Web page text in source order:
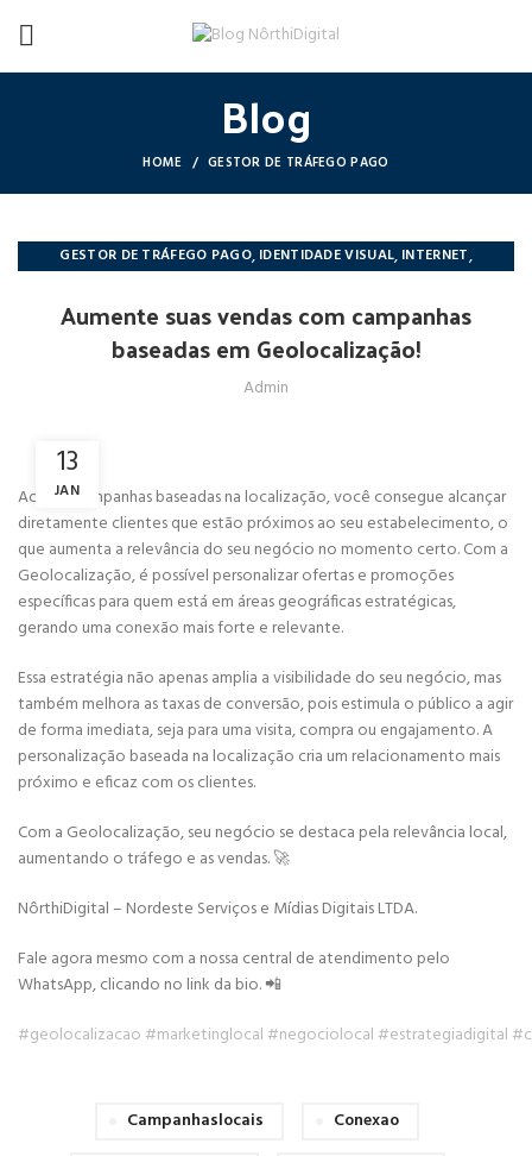
Blog
HOME GESTOR DE TRÁFEGO PAGO
GESTOR DE TRÁFEGO PAGO, IDENTIDADE VISUAL, INTERNET,
Aumente suas vendas com campanhas
baseadas em Geolocalização!
Admin
13
JAN
Ao usar campanhas baseadas na localização, você consegue alcançar
diretamente clientes que estão próximos ao seu estabelecimento, o
que aumenta a relevância do seu negócio no momento certo. Com a
Geolocalização, é possível personalizar ofertas e promoções
específicas para quem está em áreas geográficas estratégicas,
gerando uma conexão mais forte e relevante.
Essa estratégia não apenas amplia a visibilidade do seu negócio, mas
também melhora as taxas de conversão, pois estimula o público a agir
de forma imediata, seja para uma visita, compra ou engajamento. A
personalização baseada na localização cria um relacionamento mais
próximo e eficaz com os clientes.
Com a Geolocalização, seu negócio se destaca pela relevância local,
aumentando o tráfego e as vendas. 🚀
NôrthiDigital – Nordeste Serviços e Mídias Digitais LTDA.
Fale agora mesmo com a nossa central de atendimento pelo
WhatsApp, clicando no link da bio. 📲
#geolocalizacao #marketinglocal #negociolocal #estrategiadigital
Campanhaslocais
Conexao